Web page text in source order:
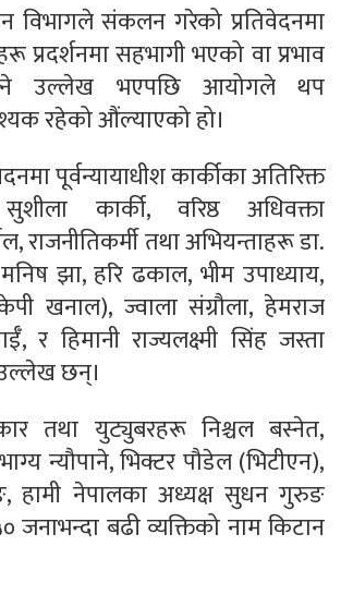
विभागले संकलन गरेको प्रतिवेदनमा
प्रदर्शनमा सहभागी भएको वा प्रभाव
उल्लेख भएपछि आयोगले थप
रहेको औंल्याएको हो।
पूर्वन्यायाधीश कार्कीका अतिरिक्त
सुशीला कार्की, वरिष्ठ अधिवक्ता
राजनीतिकर्मी तथा अभियन्ताहरू डा.
मनिष झा, हरि ढकाल, भीम उपाध्याय,
खनाल), ज्वाला संग्रौला, हेमराज
र हिमानी राज्यलक्ष्मी सिंह जस्ता
छन्।
तथा युट्युबरहरू निश्चल बस्नेत,
न्यौपाने, भिक्टर पौडेल (भिटीएन),
हामी नेपालका अध्यक्ष सुधन गुरुङ
बढी व्यक्तिको नाम किटान